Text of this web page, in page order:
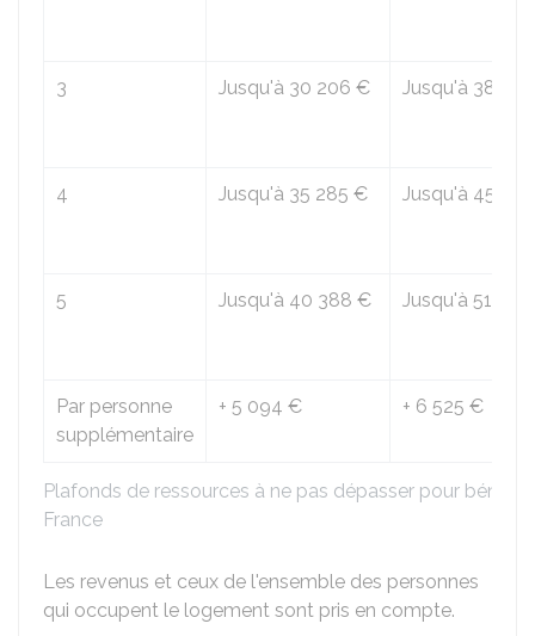
Plafonds de ressources à ne pas dépasser pour
France
3 Jusqu'à 30 206 € Jusqu'à 38
4 Jusqu'à 35 285 € Jusqu'à 45
5 Jusqu'à 40 388 € Jusqu'à 51
Par personne
supplémentaire
+ 5 094 € + 6 525 €
Les revenus et ceux de l'ensemble des personnes
qui occupent le logement sont pris en compte.